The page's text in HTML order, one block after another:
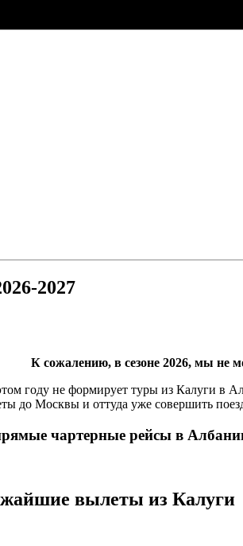
2027
К сожалению, в сезоне 2026, мы не
году не формирует туры из Калуги в
до Москвы и оттуда уже совершить
чартерные рейсы в
вылеты из Калуги